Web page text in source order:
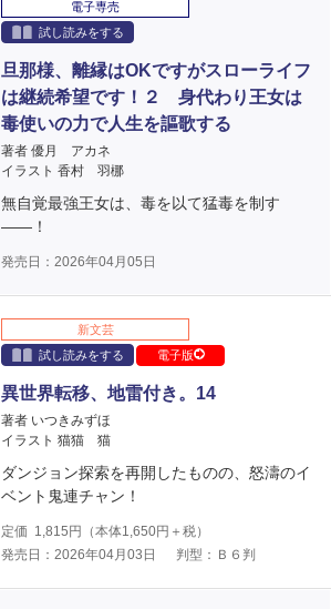
電子専売
試し読みをする
旦那様、離縁はOKですがスローライフ
は継続希望です！２ 身代わり王女は
毒使いの力で人生を謳歌する
著者 優月 アカネ
イラスト 香村 羽梛
無自覚最強王女は、毒を以て猛毒を制す
――！
発売日：2026年04月05日
新文芸
試し読みをする
電子版
異世界転移、地雷付き。14
著者 いつきみずほ
イラスト 猫猫 猫
ダンジョン探索を再開したものの、怒濤のイ
ベント鬼連チャン！
定価 1,815 円（本体1,650円＋税）
発売日：2026年04月03日
判型：Ｂ６判